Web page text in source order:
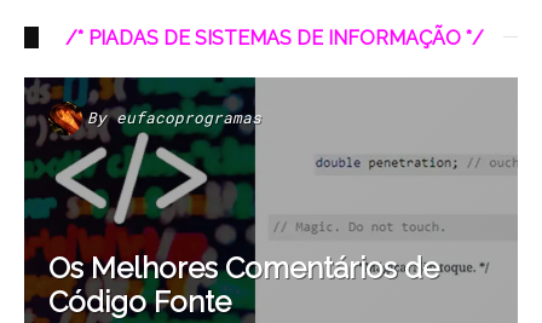
/* PIADAS DE SISTEMAS DE INFORMAÇÃO */
Byeufacoprogramas
Os Melhores Comentários de
Código Fonte